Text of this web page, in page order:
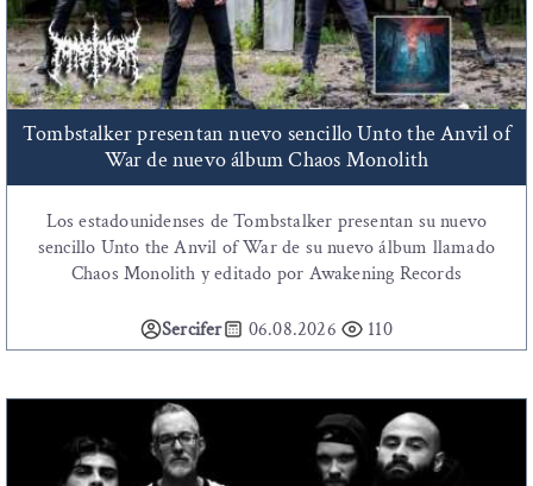
Tombstalker presentan nuevo sencillo Unto the Anvil of
War de nuevo álbum Chaos Monolith
Los estadounidenses de Tombstalker presentan su nuevo
sencillo Unto the Anvil of War de su nuevo álbum llamado
Chaos Monolith y editado por Awakening Records
Sercifer 06.08.2026 110